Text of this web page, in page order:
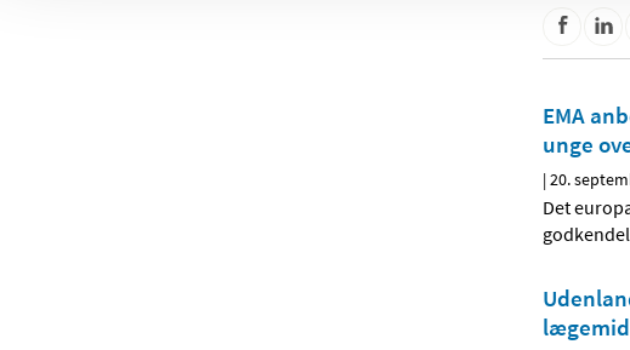
EMA
unge
|20.
Det